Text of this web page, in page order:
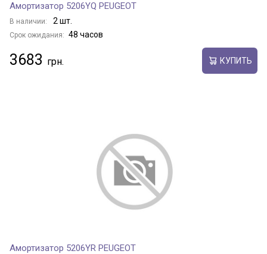
Амортизатор 5206YQ PEUGEOT
В наличии: 2 шт.
Срок ожидания: 48 часов
3683 КУПИТЬ
Амортизатор 5206YR PEUGEOT